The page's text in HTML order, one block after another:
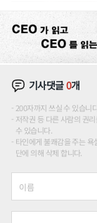
기사댓글0개
200자까지 쓰실 수 있습
저작권 등 다른 사람의 권
수 있습니다.
타인에게 불쾌감을 주는
단에 의해 삭제 합니다.